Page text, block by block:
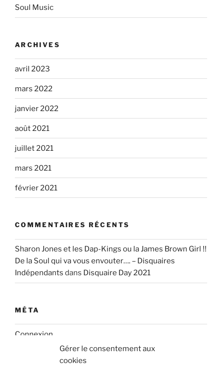
Gérer le consentement aux
cookies
Soul Music
ARCHIVES
avril 2023
mars 2022
janvier 2022
août 2021
juillet 2021
mars 2021
février 2021
COMMENTAIRES RÉCENTS
Sharon Jones et les Dap-Kings ou la James Brown Girl !!
De la Soul qui va vous envouter…. – Disquaires
Indépendants dans Disquaire Day 2021
MÉTA
Connexion
Flux des publications